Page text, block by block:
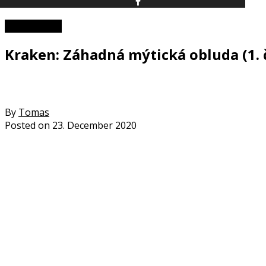
Kraken: Záhadná mýtická obluda (1.
By Tomas
Posted on 23. December 2020